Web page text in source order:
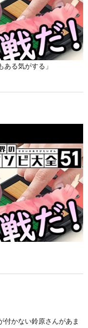
る気がする」
付かない鈴原さんがあま